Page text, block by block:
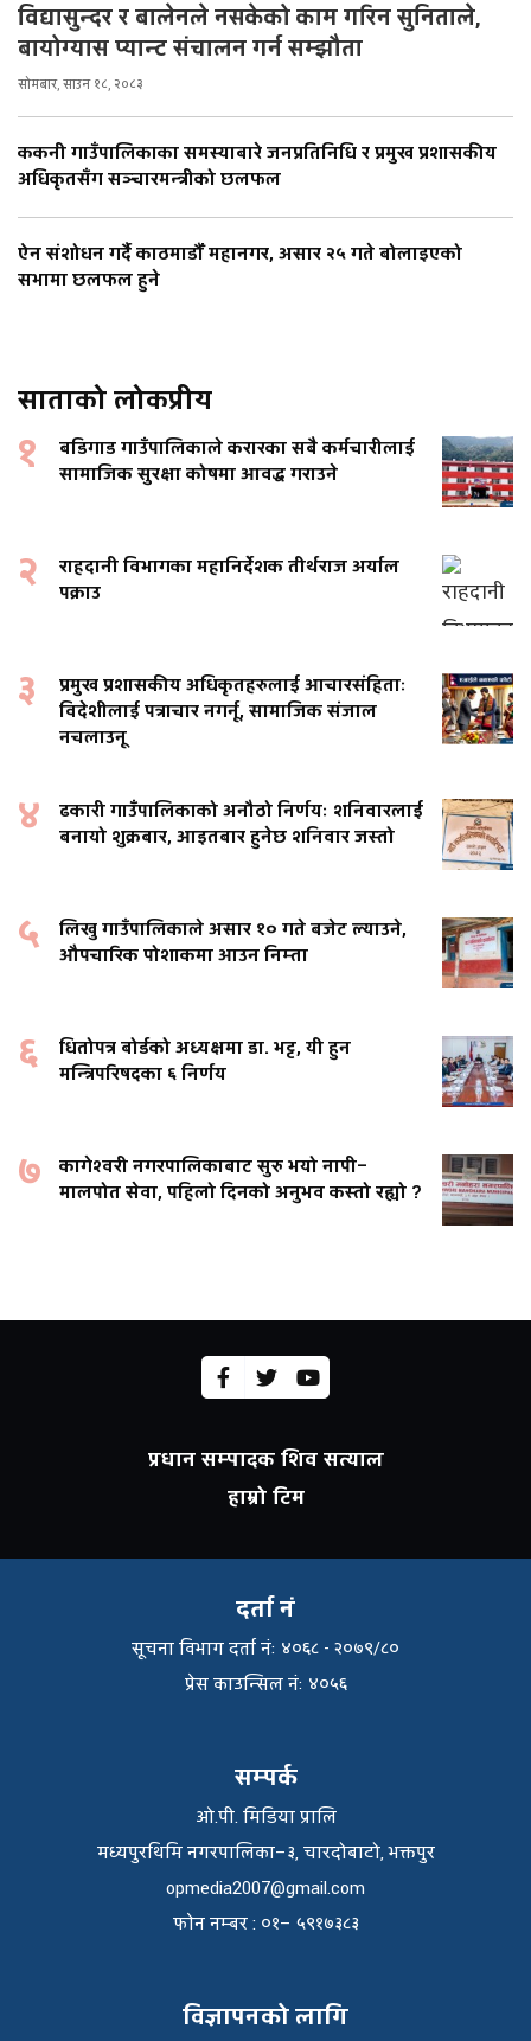
विद्यासुन्दर र बालेनले नसकेको काम गरिन सुनिताले,
बायोग्यास प्यान्ट संचालन गर्न सम्झौता
सोमबार, साउन १८, २०८३
ककनी गाउँपालिकाका समस्याबारे जनप्रतिनिधि र प्रमुख प्रशासकीय
अधिकृतसँग सञ्चारमन्त्रीको छलफल
ऐन संशोधन गर्दै काठमाडौँ महानगर, असार २५ गते बोलाइएको
सभामा छलफल हुने
साताको लोकप्रीय
१
बडिगाड गाउँपालिकाले करारका सबै कर्मचारीलाई
सामाजिक सुरक्षा कोषमा आवद्ध गराउने
२
राहदानी विभागका महानिर्देशक तीर्थराज अर्याल
पक्राउ
३
प्रमुख प्रशासकीय अधिकृतहरुलाई आचारसंहिताः
विदेशीलाई पत्राचार नगर्नू, सामाजिक संजाल
नचलाउनू
४
ढकारी गाउँपालिकाको अनौठो निर्णयः शनिवारलाई
बनायो शुक्रबार, आइतबार हुनेछ शनिवार जस्तो
५
लिखु गाउँपालिकाले असार १० गते बजेट ल्याउने,
औपचारिक पोशाकमा आउन निम्ता
६
धितोपत्र बोर्डको अध्यक्षमा डा. भट्ट, यी हुन
मन्त्रिपरिषदका ६ निर्णय
७
कागेश्वरी नगरपालिकाबाट सुरु भयो नापी–
मालपोत सेवा, पहिलो दिनको अनुभव कस्तो रह्यो ?
प्रधान सम्पादक शिव सत्याल
हाम्रो टिम
दर्ता नं
सूचना विभाग दर्ता नंः ४०६८ - २०७९/८०
प्रेस काउन्सिल नंः ४०५६
सम्पर्क
ओ.पी. मिडिया प्रालि
मध्यपुरथिमि नगरपालिका–३, चारदोबाटो, भक्तपुर
opmedia2007@gmail.com
फाेन नम्बर : ०१– ५९१७३८३
विज्ञापनको लागि